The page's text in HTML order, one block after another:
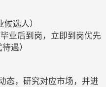
选人）
业后到岗，立即到岗优先
遇）
态，研究对应市场，并进